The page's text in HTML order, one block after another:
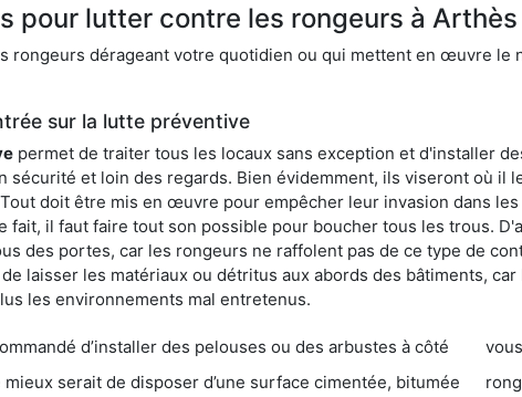
pour lutter contre les rongeurs à Arthès
rongeurs dérageant votre quotidien ou qui mettent en œuvre
sur la lutte préventive
permet de traiter tous les locaux sans exception et d'installer
sécurité et loin des regards. Bien évidemment, ils viseront où il
doit être mis en œuvre pour empêcher leur invasion dans
fait, il faut faire tout son possible pour boucher tous les trous.
des portes, car les rongeurs ne raffolent pas de ce type de
laisser les matériaux ou détritus aux abords des bâtiments,
les environnements mal entretenus.
d’installer des pelouses ou des arbustes à côté
serait de disposer d’une surface cimentée, bitumée
vous